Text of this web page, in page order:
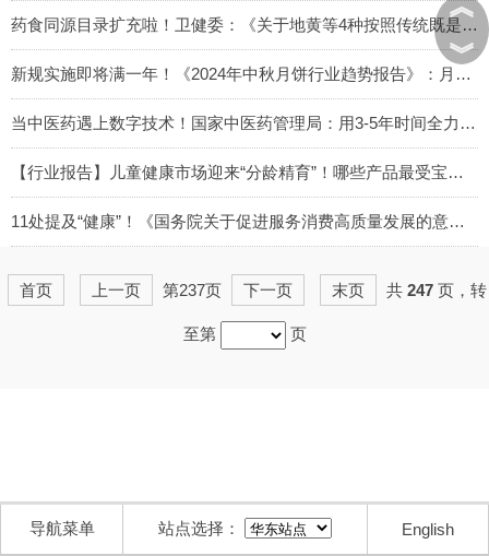
2024-08-30
药食同源目录扩充啦！卫健委：《关于地黄等4种按照传统既是食品又是中药材的物质的公告》
2024-08-27
新规实施即将满一年！《2024年中秋月饼行业趋势报告》：月饼包装“集体”瘦身！
2024-08-26当中医药遇上数字技术！国家中医药管理局：用3-5年时间全力打造“数字中医药”
2024-08-20
【行业报告】儿童健康市场迎来“分龄精育”！哪些产品最受宝妈宝爸青睐？
2024-08-16
11处提及“健康”！《国务院关于促进服务消费高质量发展的意见》重磅发布！
首页
上一页 第237页 下一页 末页 共 247 页，转
至第 页
︾
导航菜单 站点选择： English